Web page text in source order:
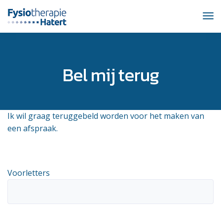
Bel mij terug
Ik wil graag teruggebeld worden voor het maken van
een afspraak.
Voorletters